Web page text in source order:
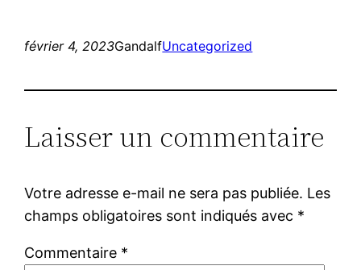
février 4, 2023GandalfUncategorized
Laisser un commentaire
Votre adresse e-mail ne sera pas publiée. Les
champs obligatoires sont indiqués avec *
Commentaire *